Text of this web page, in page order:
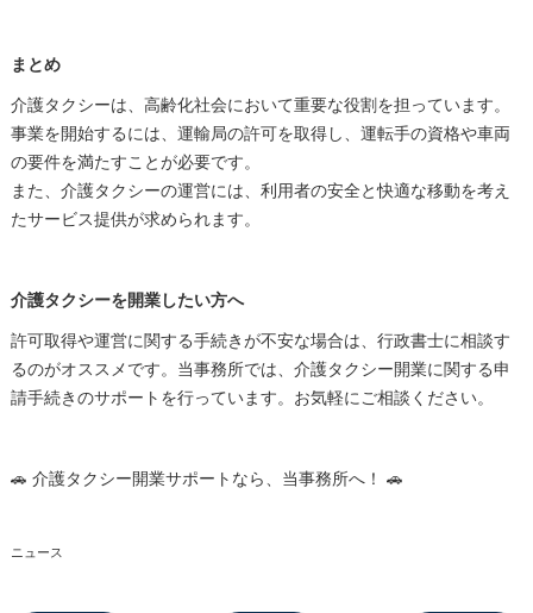
まとめ
介護タクシーは、高齢化社会において重要な役割を担っています。
事業を開始するには、運輸局の許可を取得し、運転手の資格や車両
の要件を満たすことが必要です。
また、介護タクシーの運営には、利用者の安全と快適な移動を考え
たサービス提供が求められます。
介護タクシーを開業したい方へ
許可取得や運営に関する手続きが不安な場合は、行政書士に相談す
るのがオススメです。当事務所では、介護タクシー開業に関する申
請手続きのサポートを行っています。お気軽にご相談ください。
🚗 介護タクシー開業サポートなら、当事務所へ！ 🚗
ニュース